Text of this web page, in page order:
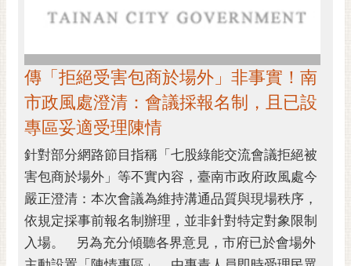
傳「拒絕受害包商於場外」非事實！南
市政風處澄清：會議採報名制，且已設
專區妥適受理陳情
針對部分網路節目指稱「七股綠能交流會議拒絕被
害包商於場外」等不實內容，臺南市政府政風處今
嚴正澄清：本次會議為維持溝通品質與現場秩序，
依規定採事前報名制辦理，並非針對特定對象限制
入場。 另為充分傾聽各界意見，市府已於會場外